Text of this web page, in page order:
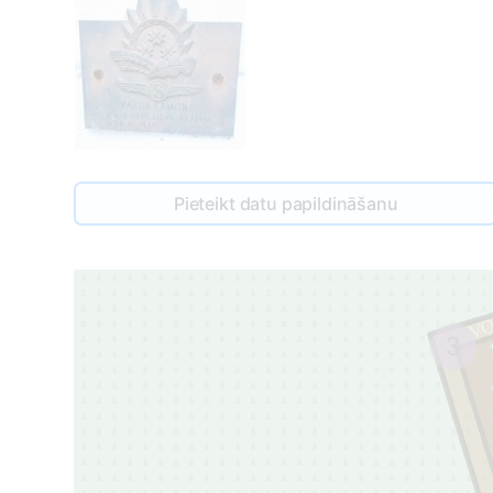
Pieteikt datu papildināšanu